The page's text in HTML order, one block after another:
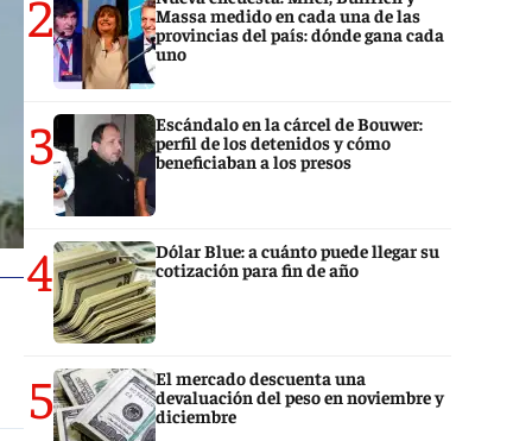
2
Massa medido en cada una de las
provincias del país: dónde gana cada
uno
3
Escándalo en la cárcel de Bouwer:
perfil de los detenidos y cómo
beneficiaban a los presos
4
Dólar Blue: a cuánto puede llegar su
cotización para fin de año
5
El mercado descuenta una
devaluación del peso en noviembre y
diciembre